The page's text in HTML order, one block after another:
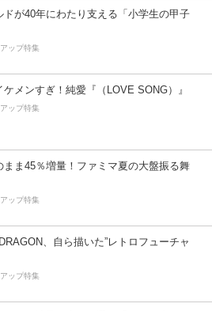
ドが40年にわたり支える「小学生の甲子
ップ特集
ケメンすぎ！純愛『（LOVE SONG）』
ップ特集
まま45％増量！ファミマ夏の大盤振る舞
ップ特集
、自ら描いた”レトロフューチャ
ップ特集